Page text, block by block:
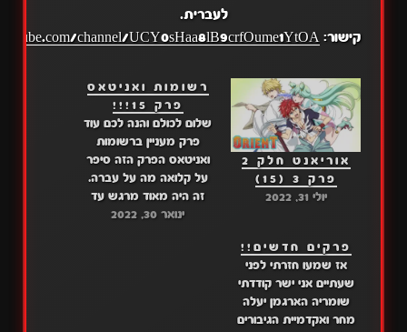
לעברית.
קישור: channel/UCY0sHaa8lB9crfOume1YtOA
אוריאנט חלק 2
פרק 3 (15)
יולי 31, 2022
רשומות ואניטאס
פרק 15!!!
שלום לכולם והנה לכם עוד
פרק מעניין ברשומות
ואניטאס הפרק הזה סיפר
על קלואה מה על עברה.
זה היה מאוד מרגש עד
דמעות אני מאוד נהניתי
ינואר 30, 2022
פרקים חדשים!!
אז שמעו חזרתי לפני
שעתיים אני ישר קודדתי
שומריה הארגמן יעלה
מחר ואקדמיית הגיבורים